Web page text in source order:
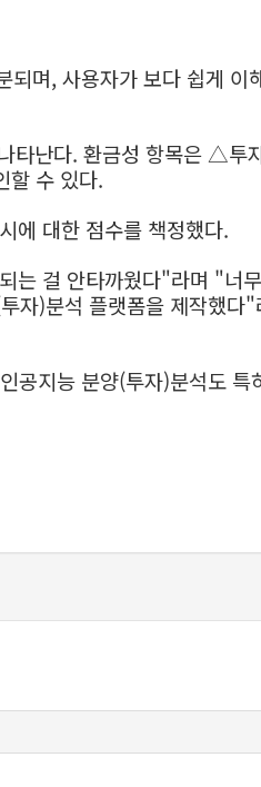
며, 사용자가 보다 쉽게 이
타난다. 환금성 항목은 △투
수 있다.
대한 점수를 책정했다.
는 걸 안타까웠다"라며 "너
자)분석 플랫폼을 제작했다"
공지능 분양(투자)분석도 특